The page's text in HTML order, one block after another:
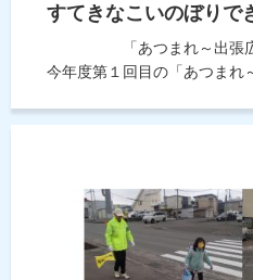
すてきなこいのぼり
「あつまれ～出張広場
今年度第１回目の「あつまれ